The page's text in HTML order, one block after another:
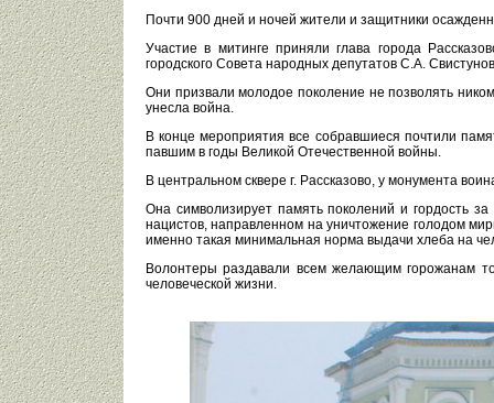
Почти 900 дней и ночей жители и защитники
Участие в митинге приняли глава города
городского Совета народных депутатов С.А.
Они призвали молодое поколение не позволять
унесла война.
В конце мероприятия все собравшиеся почтили
павшим в годы Великой Отечественной войны.
В центральном сквере г. Рассказово, у монумента
Она символизирует память поколений и гордость
нацистов, направленном на уничтожение голодом
именно такая минимальная норма выдачи хлеба на
Волонтеры раздавали всем желающим горожанам
человеческой жизни.